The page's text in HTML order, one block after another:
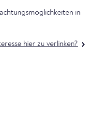
in
hier zu verlinken?